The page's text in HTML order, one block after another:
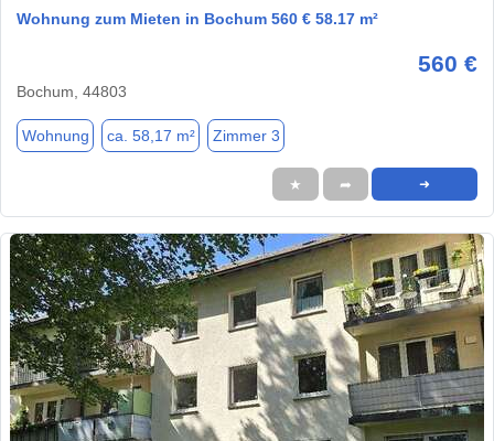
Wohnung zum Mieten in Bochum 560 € 58.17 m²
560 €
Bochum, 44803
Wohnung ca. 58,17 m² Zimmer 3
★ ➦ ➜